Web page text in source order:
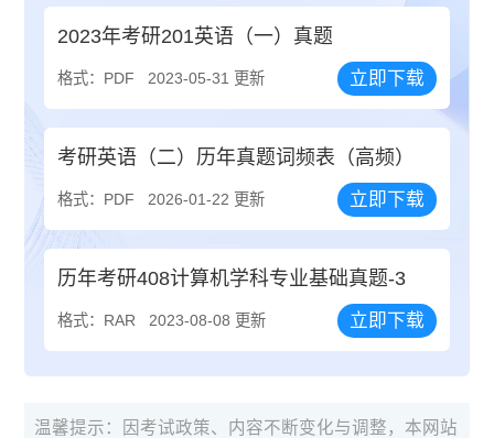
2023年考研201英语（一）真题
格式：PDF 2023-05-31 更新 立即下载
考研英语（二）历年真题词频表（高频）
格式：PDF 2026-01-22 更新 立即下载
历年考研408计算机学科专业基础真题-3
格式：RAR 2023-08-08 更新 立即下载
温馨提示：因考试政策、内容不断变化与调整，本网站